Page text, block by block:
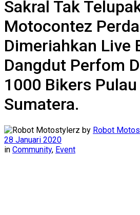
Sakral Tak
Motocontez
Dimeriahkan Live
Dangdut Perfom
1000 Bikers
Sumatera.
by Robot
28 Januari 2020
in Community, Event